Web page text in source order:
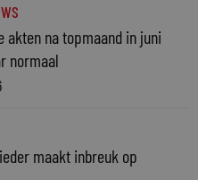
akten na topmaand in juni
normaal
maakt inbreuk op